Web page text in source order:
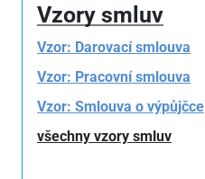
Vzory smluv
Vzor: Darovací smlouva
Vzor: Pracovní smlouva
Vzor: Smlouva o výpůjčce
všechny vzory smluv